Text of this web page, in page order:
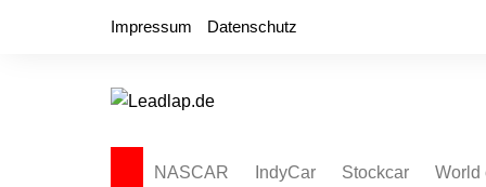
Impressum Datenschutz
NASCAR IndyCar Stockcar World